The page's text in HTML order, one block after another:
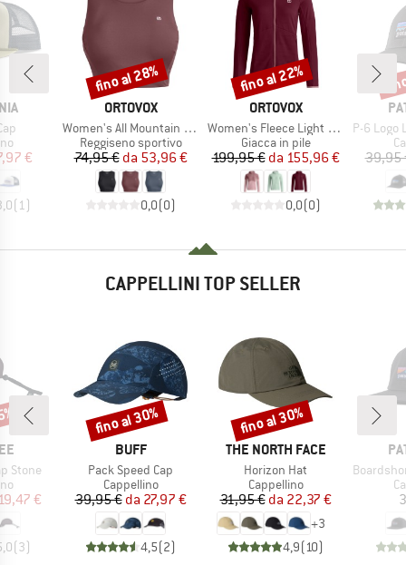
prodotti
ridotto
€
(1 )
MARCHIO
ORTOVOX
Articolo
Women's All Mountain Top
Gruppo di prodotti
Reggiseno sportivo
Prezzo
74,95 € Prezzo ridotto
da 53,96 €
0,0(0)
Sconto
fino al 28%
MARCHIO
ORTOVOX
Articolo
Women's Fleece Light Grid Hoody
Gruppo di prodotti
Giacca in pile
Prezzo
199,95 € Prezzo ridotto
da 155,96 €
0,0(0)
Sconto
fino al 22%
Articolo
P-6 Logo
39,95
CAPPELLINI TOP SELLER
Stone
prodotti
ridotto
€
(3)
MARCHIO
BUFF
Articolo
Pack Speed Cap
Gruppo di prodotti
Cappellino
Prezzo
39,95 € Prezzo ridotto
da 27,97 €
4,5(2)
Sconto
fino al 30%
MARCHIO
THE NORTH FACE
Articolo
Horizon Hat
Gruppo di prodotti
Cappellino
Prezzo
31,95 € Prezzo ridotto
da 22,37 €
+3
4,9(10)
Sconto
fino al 30%
Articolo
Boardshort